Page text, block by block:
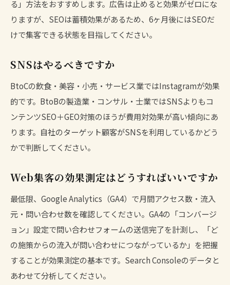
る」方法をおすすめします。広告は止めると効果がゼロにな
りますが、SEOは蓄積効果があるため、6ヶ月後にはSEOだ
けで集客できる状態を目指してください。
SNSはやるべきですか
BtoCの飲食・美容・小売・サービス業ではInstagramが効果
的です。BtoBの製造業・コンサル・士業ではSNSよりもコ
ンテンツSEO＋GEO対策のほうが費用対効果が高い傾向にあ
ります。自社のターゲット顧客がSNSを利用しているかどう
かで判断してください。
Web集客の効果測定はどうすればいいですか
最低限、Google Analytics（GA4）で月間アクセス数・流入
元・問い合わせ数を確認してください。GA4の「コンバージ
ョン」設定で問い合わせフォームの送信完了を計測し、「ど
の施策からの流入が問い合わせにつながっているか」を把握
することが効果測定の基本です。 Search Consoleのデータと
あわせて分析してください。